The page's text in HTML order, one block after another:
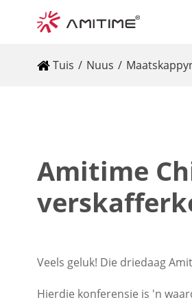
Tuis Nuus
Amitime
Veels geluk! Die driedaag
Hierdie konferensie is 'n